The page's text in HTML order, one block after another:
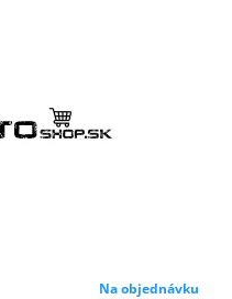
Na objednávku